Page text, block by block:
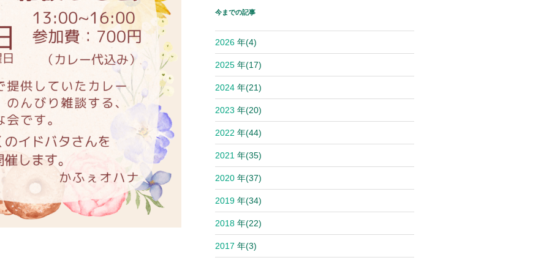
今までの記事
2026 年(4)
2025 年(17)
2024 年(21)
2023 年(20)
2022 年(44)
2021 年(35)
2020 年(37)
2019 年(34)
2018 年(22)
2017 年(3)